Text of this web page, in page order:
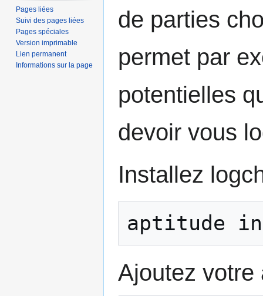
de parties
permet par
potentielles
devoir vous
Installez
aptitude
Ajoutez votre
Pages liées
Suivi des pages liées
Pages spéciales
Version imprimable
Lien permanent
Informations sur la page